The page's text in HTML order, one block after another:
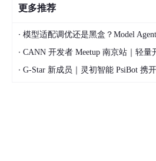
更多推荐
· 模型适配调优还是黑盒？Model Agent新
· CANN 开发者 Meetup 南京站｜轻量开发专场
· G-Star 新成员｜灵初智能 PsiBot 携开源具身智